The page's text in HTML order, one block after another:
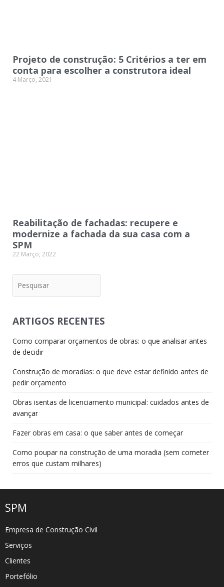
Projeto de construção: 5 Critérios a ter em
conta para escolher a construtora ideal
4 Março, 2021
Reabilitação de fachadas: recupere e
modernize a fachada da sua casa com a
SPM
22 Março, 2022
ARTIGOS RECENTES
Como comparar orçamentos de obras: o que analisar antes
de decidir
Construção de moradias: o que deve estar definido antes de
pedir orçamento
Obras isentas de licenciamento municipal: cuidados antes de
avançar
Fazer obras em casa: o que saber antes de começar
Como poupar na construção de uma moradia (sem cometer
erros que custam milhares)
SPM
Empresa de Construção Civil
Serviços
Clientes
Portefólio